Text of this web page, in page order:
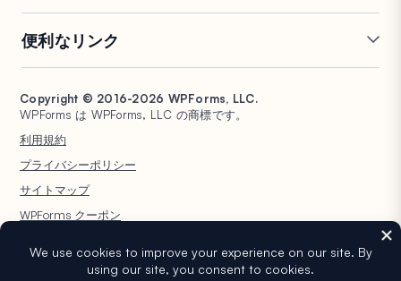
会話型フォーム
フォームランディングページ
エントリー管理
フォーム放棄
フォーム通知
ファイルアップロード
計算フォーム
ジオロケーションフォーム
PDF生成
署名フォーム
スパム保護
アンケートと投票
Google Sheets
Salesforce
HubSpot
Google ドライブ
Stripe
PayPal
Square
便利なリンク
ドキュメント
プランと料金
WordPress ホスティング
WPBeginner
WPConsent
Universally
Copyright © 2016-2026 WPForms, LLC.
WPForms は WPForms, LLC の商標です。
利用規約
プライバシーポリシー
サイトマップ
WPForms クーポン